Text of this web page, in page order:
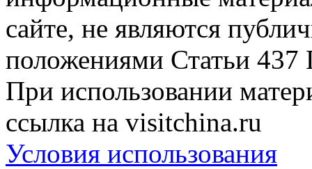
сайте, не являются
положениями Статьи 437
При использовании
ссылка на visitchina.ru
Условия использования